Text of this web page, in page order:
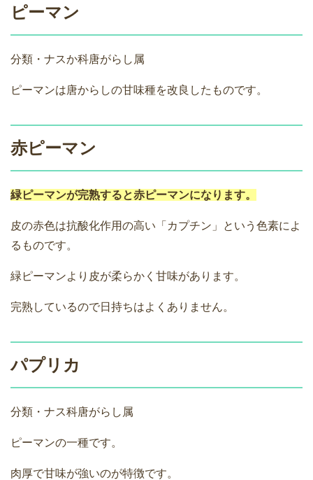
ピーマン
分類・ナスか科唐がらし属
ピーマンは唐からしの甘味種を改良したものです。
赤ピーマン
緑ピーマンが完熟すると赤ピーマンになります。
皮の赤色は抗酸化作用の高い「カプチン」という色素によ
るものです。
緑ピーマンより皮が柔らかく甘味があります。
完熟しているので日持ちはよくありません。
パプリカ
分類・ナス科唐がらし属
ピーマンの一種です。
肉厚で甘味が強いのが特徴です。